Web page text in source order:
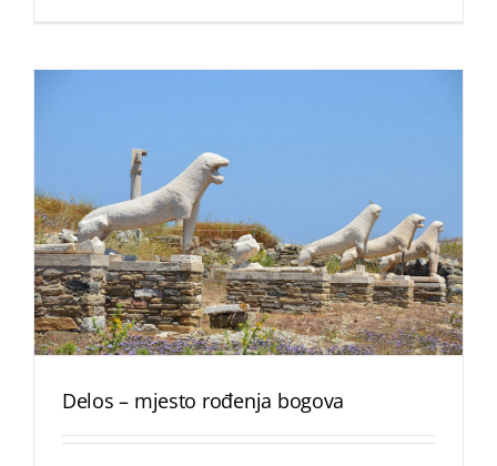
Delos – mjesto rođenja bogova